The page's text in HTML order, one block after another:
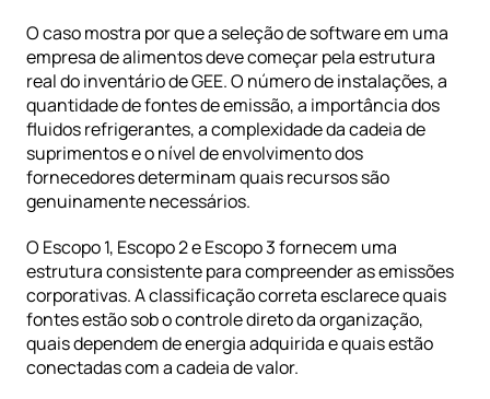
O caso mostra por que a seleção de software em uma
empresa de alimentos deve começar pela estrutura
real do inventário de GEE. O número de instalações, a
quantidade de fontes de emissão, a importância dos
fluidos refrigerantes, a complexidade da cadeia de
suprimentos e o nível de envolvimento dos
fornecedores determinam quais recursos são
genuinamente necessários.
O Escopo 1, Escopo 2 e Escopo 3 fornecem uma
estrutura consistente para compreender as emissões
corporativas. A classificação correta esclarece quais
fontes estão sob o controle direto da organização,
quais dependem de energia adquirida e quais estão
conectadas com a cadeia de valor.